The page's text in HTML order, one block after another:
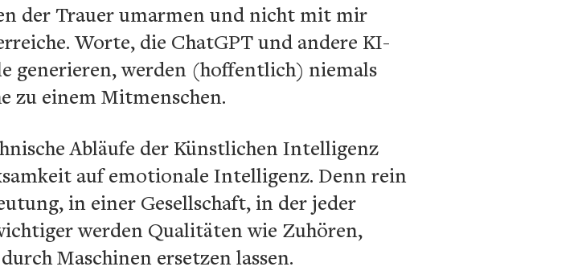
der Trauer umarmen und nicht mit mir
Worte, die ChatGPT und andere KI-
generieren, werden (hoffentlich) niemals
zu einem Mitmenschen.
Abläufe der Künstlichen Intelligenz
auf emotionale Intelligenz. Denn rein
in einer Gesellschaft, in der jeder
werden Qualitäten wie Zuhören,
Maschinen ersetzen lassen.